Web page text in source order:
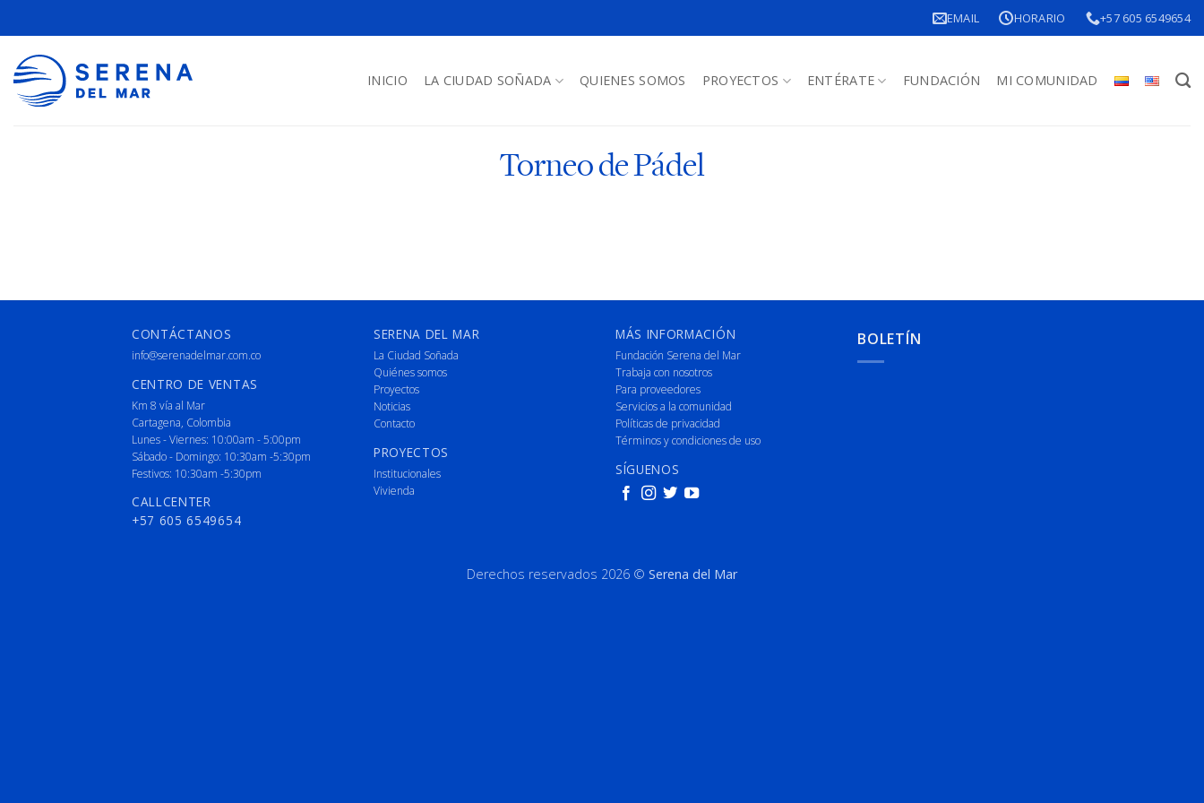
EMAIL HORARIO +57 605 6549654
INICIO LA CIUDAD SOÑADA QUIENES SOMOS PROYECTOS ENTÉRATE FUNDACIÓN MI COMUNIDAD
Torneo de Pádel
CONTÁCTANOS
info@serenadelmar.com.co
CENTRO DE VENTAS
Km 8 vía al Mar
Cartagena, Colombia
Lunes - Viernes: 10:00am - 5:00pm
Sábado - Domingo: 10:30am -5:30pm
Festivos: 10:30am -5:30pm
CALLCENTER
+57 605 6549654
SERENA DEL MAR
La Ciudad Soñada
Quiénes somos
Proyectos
Noticias
Contacto
PROYECTOS
Institucionales
Vivienda
MÁS INFORMACIÓN
Fundación Serena del Mar
Trabaja con nosotros
Para proveedores
Servicios a la comunidad
Políticas de privacidad
Términos y condiciones de uso
SÍGUENOS
BOLETÍN
Derechos reservados 2026 © Serena del Mar